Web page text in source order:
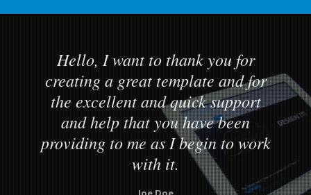
Hello, I want to thank you for
creating a great template and for
the excellent and quick support
and help that you have been
providing to me as I begin to work
with it.